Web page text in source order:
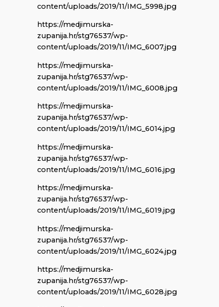
content/uploads/2019/11/IMG_5998.jpg
https://medjimurska-
zupanija.hr/stg76537/wp-
content/uploads/2019/11/IMG_6007.jpg
https://medjimurska-
zupanija.hr/stg76537/wp-
content/uploads/2019/11/IMG_6008.jpg
https://medjimurska-
zupanija.hr/stg76537/wp-
content/uploads/2019/11/IMG_6014.jpg
https://medjimurska-
zupanija.hr/stg76537/wp-
content/uploads/2019/11/IMG_6016.jpg
https://medjimurska-
zupanija.hr/stg76537/wp-
content/uploads/2019/11/IMG_6019.jpg
https://medjimurska-
zupanija.hr/stg76537/wp-
content/uploads/2019/11/IMG_6024.jpg
https://medjimurska-
zupanija.hr/stg76537/wp-
content/uploads/2019/11/IMG_6028.jpg